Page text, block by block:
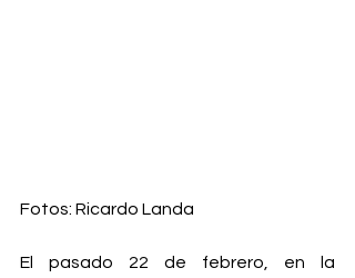
Fotos: Ricardo Landa
El pasado 22 de febrero, en la